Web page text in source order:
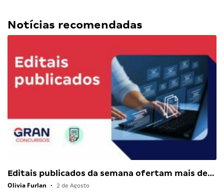
Notícias recomendadas
Editais publicados da semana ofertam mais de…
Olivia Furlan • 2 de Agosto